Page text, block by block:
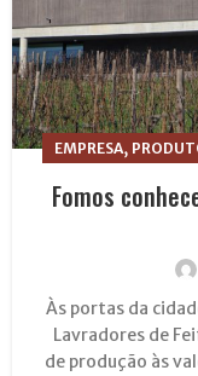
EMPRESA,
Fomos
Às portas da
Lavradores de
de produção às